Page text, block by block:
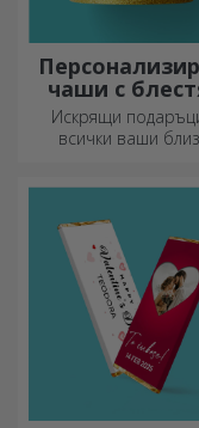
чаши с
ефект
Искрящи
всички ваши